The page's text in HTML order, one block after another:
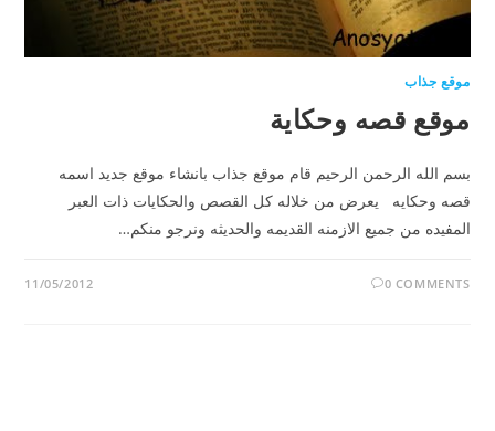
موقع جذاب
موقع قصه وحكاية
بسم الله الرحمن الرحيم قام موقع جذاب بانشاء موقع جديد اسمه
قصه وحكايه يعرض من خلاله كل القصص والحكايات ذات العبر
المفيده من جميع الازمنه القديمه والحديثه ونرجو منكم…
0 COMMENTS
11/05/2012